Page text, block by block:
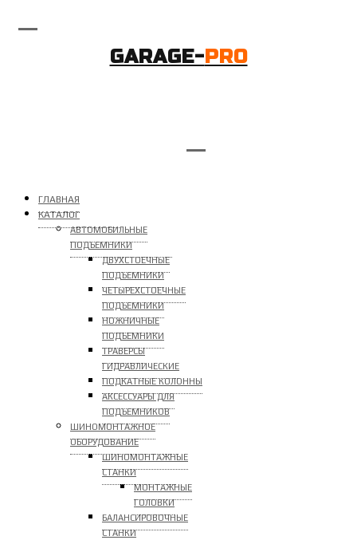
GARAGE-PRO
ГЛАВНАЯ
КАТАЛОГ
АВТОМОБИЛЬНЫЕ
ПОДЪЕМНИКИ
ДВУХСТОЕЧНЫЕ
ПОДЪЕМНИКИ
ЧЕТЫРЕХСТОЕЧНЫЕ
ПОДЪЕМНИКИ
НОЖНИЧНЫЕ
ПОДЪЕМНИКИ
ТРАВЕРСЫ
ГИДРАВЛИЧЕСКИЕ
ПОДКАТНЫЕ КОЛОННЫ
АКСЕССУАРЫ ДЛЯ
ПОДЪЕМНИКОВ
ШИНОМОНТАЖНОЕ
ОБОРУДОВАНИЕ
ШИНОМОНТАЖНЫЕ
СТАНКИ
МОНТАЖНЫЕ
ГОЛОВКИ
БАЛАНСИРОВОЧНЫЕ
СТАНКИ